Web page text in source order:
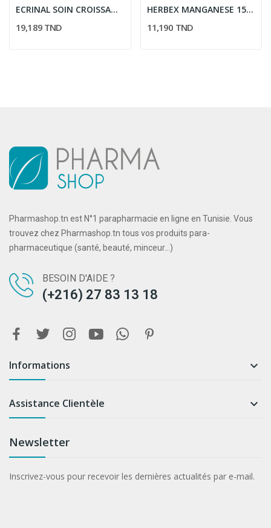
ECRINAL SOIN CROISSANCE & RESISTANCE 10ML
19,189 TND
HERBEX MANGANESE 15 GELULES
11,190 TND
Pharmashop.tn est N°1 parapharmacie en ligne en Tunisie. Vous
trouvez chez Pharmashop.tn tous vos produits para-
pharmaceutique (santé, beauté, minceur...)
BESOIN D'AIDE ?
(+216) 27 83 13 18
Informations 
Assistance Clientèle 
Newsletter
Inscrivez-vous pour recevoir les dernières actualités par e-mail.